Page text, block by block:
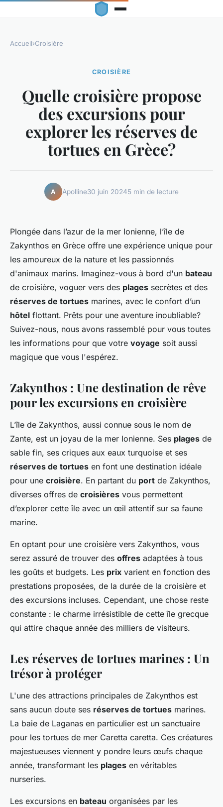
Accueil›Croisière
CROISIÈRE
Quelle croisière propose
des excursions pour
explorer les réserves de
tortues en Grèce?
A Apolline30 juin 20245 min de lecture
Plongée dans l’azur de la mer Ionienne, l’île de
Zakynthos en Grèce offre une expérience unique pour
les amoureux de la nature et les passionnés
d'animaux marins. Imaginez-vous à bord d'un bateau
de croisière, voguer vers des plages secrètes et des
réserves de tortues marines, avec le confort d’un
hôtel flottant. Prêts pour une aventure inoubliable?
Suivez-nous, nous avons rassemblé pour vous toutes
les informations pour que votre voyage soit aussi
magique que vous l'espérez.
Zakynthos : Une destination de rêve
pour les excursions en croisière
L’île de Zakynthos, aussi connue sous le nom de
Zante, est un joyau de la mer Ionienne. Ses plages de
sable fin, ses criques aux eaux turquoise et ses
réserves de tortues en font une destination idéale
pour une croisière. En partant du port de Zakynthos,
diverses offres de croisières vous permettent
d’explorer cette île avec un œil attentif sur sa faune
marine.
En optant pour une croisière vers Zakynthos, vous
serez assuré de trouver des offres adaptées à tous
les goûts et budgets. Les prix varient en fonction des
prestations proposées, de la durée de la croisière et
des excursions incluses. Cependant, une chose reste
constante : le charme irrésistible de cette île grecque
qui attire chaque année des milliers de visiteurs.
Les réserves de tortues marines : Un
trésor à protéger
L'une des attractions principales de Zakynthos est
sans aucun doute ses réserves de tortues marines.
La baie de Laganas en particulier est un sanctuaire
pour les tortues de mer Caretta caretta. Ces créatures
majestueuses viennent y pondre leurs œufs chaque
année, transformant les plages en véritables
nurseries.
Les excursions en bateau organisées par les